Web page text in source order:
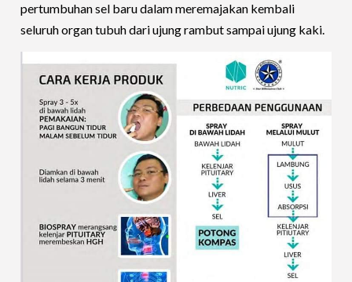
pertumbuhan sel baru dalam meremajakan kembali
seluruh organ tubuh dari ujung rambut sampai ujung kaki.